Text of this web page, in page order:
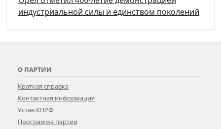
индустриальной силы и единством поколений
О ПАРТИИ
Краткая справка
Контактная информация
Устав КПРФ
Программа партии